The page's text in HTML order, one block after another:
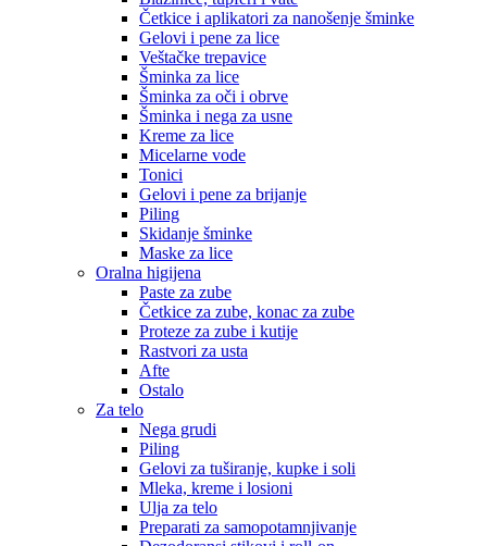
Četkice i aplikatori za nanošenje šminke
Gelovi i pene za lice
Veštačke trepavice
Šminka za lice
Šminka za oči i obrve
Šminka i nega za usne
Kreme za lice
Micelarne vode
Tonici
Gelovi i pene za brijanje
Piling
Skidanje šminke
Maske za lice
Oralna higijena
Paste za zube
Četkice za zube, konac za zube
Proteze za zube i kutije
Rastvori za usta
Afte
Ostalo
Za telo
Nega grudi
Piling
Gelovi za tuširanje, kupke i soli
Mleka, kreme i losioni
Ulja za telo
Preparati za samopotamnjivanje